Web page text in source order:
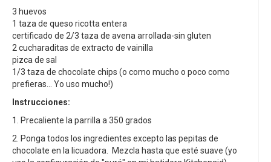
3 huevos
1 taza de queso ricotta entera
certificado de 2/3 taza de avena arrollada-sin gluten
2 cucharaditas de extracto de vainilla
pizca de sal
1/3 taza de chocolate chips (o como mucho o poco como
prefieras... Yo uso mucho!)
Instrucciones:
1. Precaliente la parrilla a 350 grados
2. Ponga todos los ingredientes excepto las pepitas de
chocolate en la licuadora. Mezcla hasta que esté suave (yo